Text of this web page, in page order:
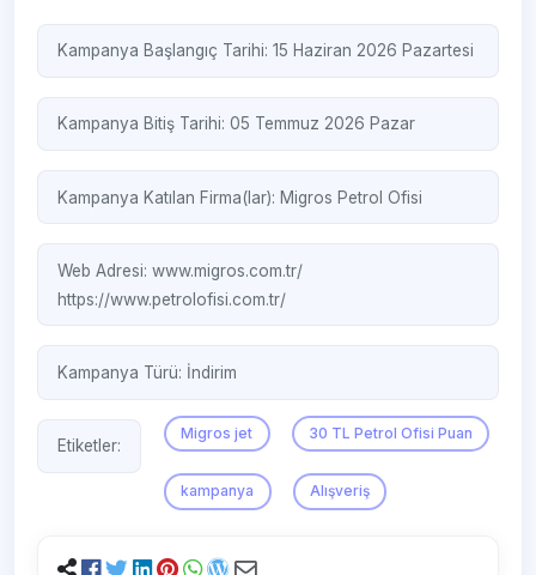
Kampanya Başlangıç Tarihi: 15 Haziran 2026 Pazartesi
Kampanya Bitiş Tarihi: 05 Temmuz 2026 Pazar
Kampanya Katılan Firma(lar): Migros Petrol Ofisi
Web Adresi:www.migros.com.tr/
https://www.petrolofisi.com.tr/
Kampanya Türü: İndirim
Etiketler:
Migros jet 30 TL Petrol Ofisi Puan
kampanya Alışveriş